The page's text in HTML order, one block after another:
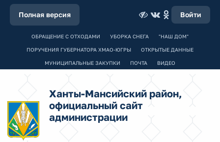
Полная версия Войти
ОБРАЩЕНИЕ С ОТХОДАМИ УБОРКА СНЕГА "НАШ ДОМ"
ПОРУЧЕНИЯ ГУБЕРНАТОРА ХМАО-ЮГРЫ ОТКРЫТЫЕ ДАННЫЕ
МУНИЦИПАЛЬНЫЕ ЗАКУПКИ ПОЧТА ВИДЕО
Ханты-Мансийский район,
официальный сайт
администрации